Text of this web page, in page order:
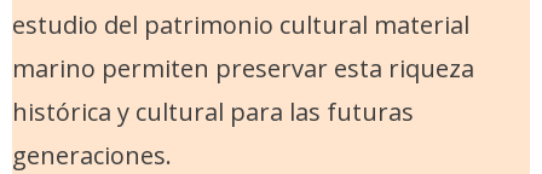
estudio del patrimonio cultural material
marino permiten preservar esta riqueza
histórica y cultural para las futuras
generaciones.